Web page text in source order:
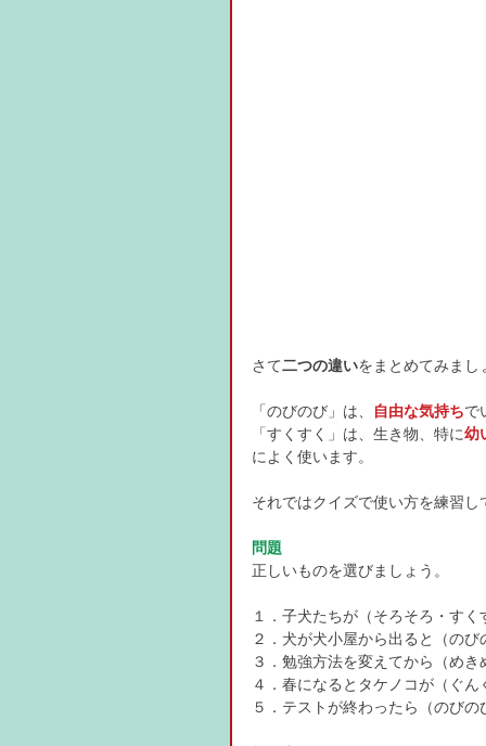
さて二つの違いをまとめてみまし
「のびのび」は、 自由な気持ちで
「すくすく」は、生き物、特に幼
によく使います。
それではクイズで使い方を練習し
問題
正しいものを選びましょう。
１．子犬たちが（そろそろ・すく
２．犬が犬小屋から出ると（のび
３．勉強方法を変えてから（めき
４．春になるとタケノコが（ぐん
５．テストが終わったら（のびの